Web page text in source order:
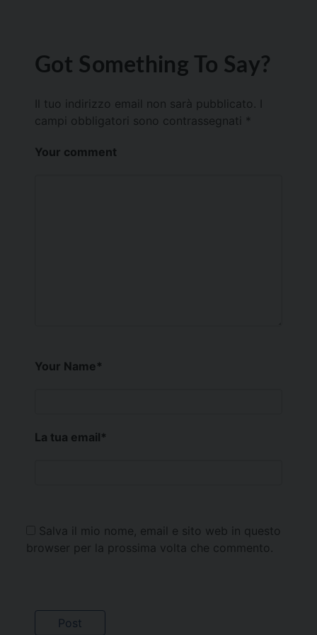
Got Something To Say?
Il tuo indirizzo email non sarà pubblicato.
campi obbligatori sono contrassegnati *
Your comment
Your Name*
La tua email*
Salva il mio nome, email e sito web in questo
browser per la prossima volta che commento.